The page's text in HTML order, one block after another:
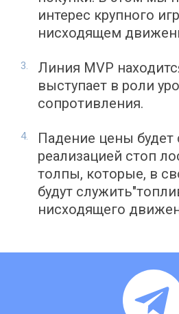
интерес крупного
нисходящем
Линия MVP
выступает в роли
сопротивления.
Падение цены
реализацией стоп
толпы, которые, в
будут
нисходящего